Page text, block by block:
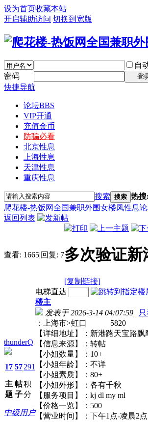
设为首页收藏本站
开启辅助访问 切换到宽版
自
密码
登
快捷导航
论坛BBS
VIP开通
充值金币
防骗必看
北京性息
上海性息
天津性息
重庆性息
搜索 搜索 热搜:
爬花楼-热饭网全国兼职外围女楼凤性息
返回列表
查看: 1665|回复: 7多次验证新
[复制链接]
thunderQ
17
主
题
57
帖
子
291
积
分
中级用户
电梯直达
楼主
发表于 2026-3-14 04:07:59 |
：上海市>虹口 5820
【详细地址】：新港路天宝
【信息来源】：转帖
【小姐数量】：10+
【小姐年龄】：不详
【小姐素质】：80+
【小姐外形】：各有千秋
【服务项目】：kj dl my ml
【价格一览】：500
【营业时间】：下午1点-凌